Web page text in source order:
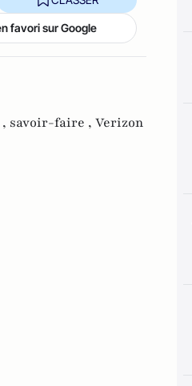
favori sur Google
savoir-faire , Verizon